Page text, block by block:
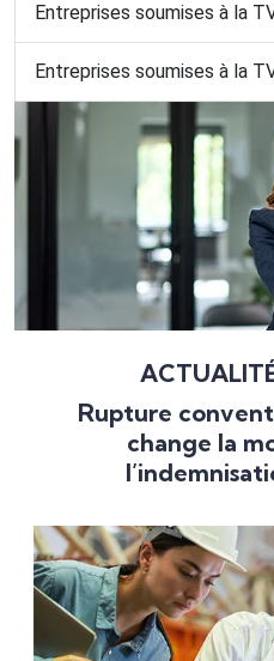
Entreprises soumises à la
Entreprises soumises à la
Rupture
change la